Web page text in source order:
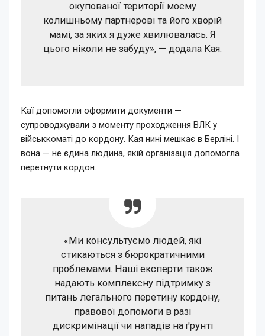
окупованої території моєму
колишньому партнерові та його хворій
мамі, за яких я дуже хвилювалась. Я
цього ніколи не забуду», — додала Кая.
Каї допомогли оформити документи —
супроводжували з моменту проходження ВЛК у
військкоматі до кордону. Кая нині мешкає в Берліні. І
вона — не єдина людина, якій організація допомогла
перетнути кордон.
«Ми консультуємо людей, які
стикаються з бюрократичними
проблемами. Наші експерти також
надають комплексну підтримку з
питань легального перетину кордону,
правової допомоги в разі
дискримінації чи нападів на ґрунті